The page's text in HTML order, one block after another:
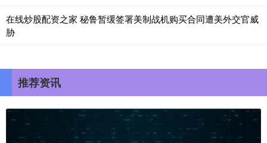
在线炒股配资之家 秘鲁暂缓签署美制战机购买合同遭美外交官威
胁
推荐资讯